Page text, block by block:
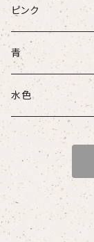
ピンク
青
水色